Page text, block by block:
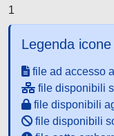
1
Legenda icone
file ad accesso
file disponibili
file disponibili
file disponibili